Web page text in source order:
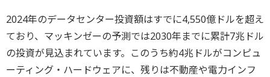
2024年のデータセンター投資額はすでに4,550億ドルを超え
ており、マッキンゼーの予測では2030年までに累計7兆ドル
の投資が見込まれています。このうち約4兆ドルがコンピュ
ーティング・ハードウェアに、残りは不動産や電力インフ